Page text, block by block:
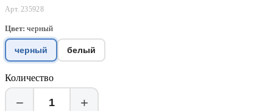
Арт. 235928
Цвет: черный
черный белый
Количество
− +